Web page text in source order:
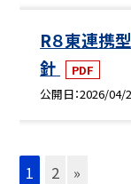
R８東連携
針
PDF
公開日 2026/04/
1 2 »